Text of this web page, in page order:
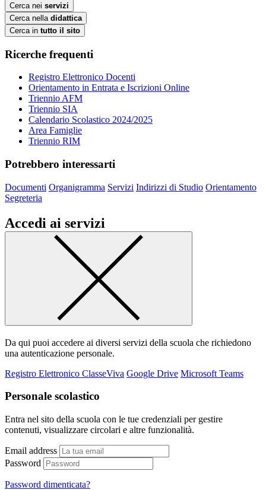
Cerca nei servizi
Cerca nella didattica
Cerca in tutto il sito
Ricerche frequenti
Registro Elettronico Docenti
Orientamento in Entrata e Iscrizioni Online
Triennio AFM
Triennio SIA
Calendario Scolastico 2024/2025
Area Famiglie
Triennio RIM
Potrebbero interessarti
Documenti Organigramma Servizi Indirizzi di Studio Orientamento
Segreteria
Accedi ai servizi
Da qui puoi accedere ai diversi servizi della scuola che richiedono
una autenticazione personale.
Registro Elettronico ClasseViva Google Drive Microsoft Teams
Personale scolastico
Entra nel sito della scuola con le tue credenziali per gestire
contenuti, visualizzare circolari e altre funzionalità.
Email address
Password
Password dimenticata?